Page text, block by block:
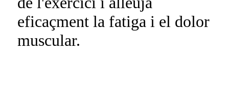
eficaçment la fatiga i el dolor
muscular.